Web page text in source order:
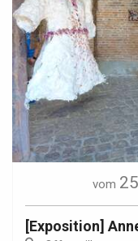
vom
[Exposition]